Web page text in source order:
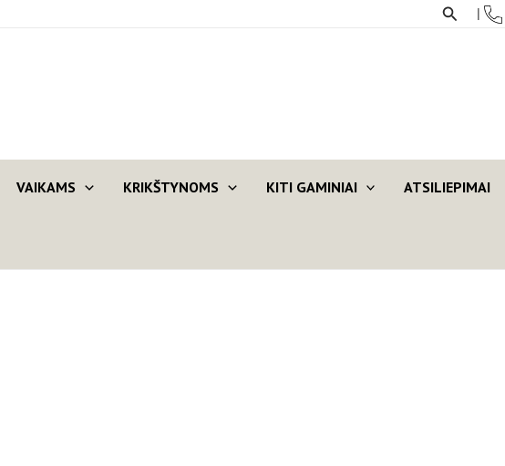
Paieška
|
VAIKAMS KRIKŠTYNOMS KITI GAMINIAI ATSILIEPIMAI